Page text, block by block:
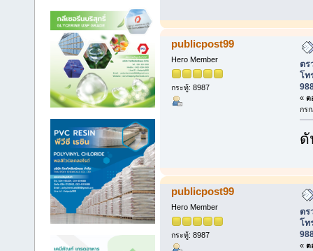
publicpost99
Hero Member
กระทู้: 8987
ตร
โท
« ต
กร
ดั
publicpost99
Hero Member
กระทู้: 8987
ตร
โท
« ต